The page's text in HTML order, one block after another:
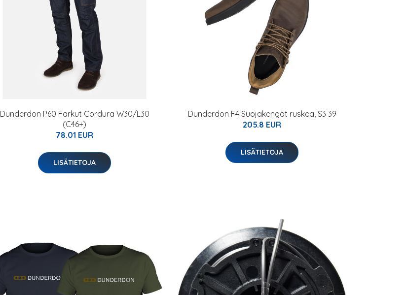
Dunderdon P60 Farkut Cordura W30/L30
(C46+)
78.01 EUR
LISÄTIETOJA
Dunderdon F4 Suojakengät ruskea, S3 39
205.8 EUR
LISÄTIETOJA